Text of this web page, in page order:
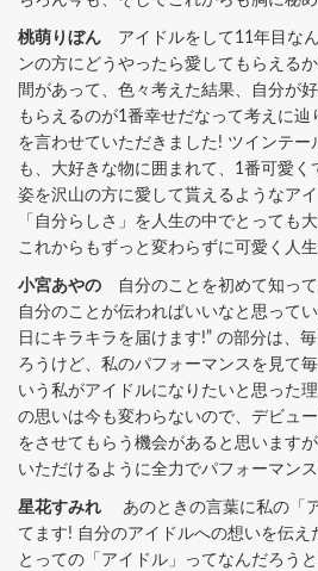
桃萌りぼん アイドルをして11年目な
ンの方にどうやったら愛してもらえる
間があって、色々考えた結果、自分が
もらえるのが1番幸せだなって考えに
を言わせていただきました! ツインテー
も、大好きな物に囲まれて、1番可愛
姿を沢山の方に愛して貰えるようなア
「自分らしさ」を人生の中でとっても
これからもずっと変わらずに可愛く人
小宮あやの 自分のことを初めて知っ
自分のことが伝わればいいなと思って
日にキラキラを届けます!” の部分は、
ろうけど、私のパフォーマンスを見て
いう私がアイドルになりたいと思った
の思いは今も変わらないので、デビュ
をさせてもらう機会があると思います
いただけるように全力でパフォーマン
星花すみれ
あのときの言葉に私の「
てます! 自分のアイドルへの想いを伝え
とっての「アイドル」ってなんだろう